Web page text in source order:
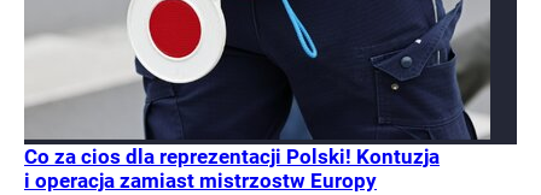
Co za cios dla reprezentacji Polski! Kontuzja
i operacja zamiast mistrzostw Europy